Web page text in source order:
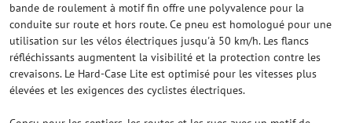
bande de roulement à motif fin offre une polyvalence pour la
conduite sur route et hors route. Ce pneu est homologué pour une
utilisation sur les vélos électriques jusqu'à 50 km/h. Les flancs
réfléchissants augmentent la visibilité et la protection contre les
crevaisons. Le Hard-Case Lite est optimisé pour les vitesses plus
élevées et les exigences des cyclistes électriques.